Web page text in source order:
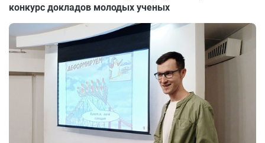
конкурс докладов молодых ученых